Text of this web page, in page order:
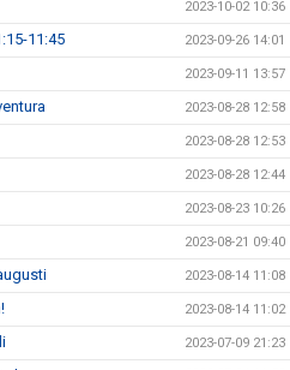
2023-10-02 10:36
11:45 2023-09-26 14:01
2023-09-11 13:57
2023-08-28 12:58
2023-08-28 12:53
2023-08-28 12:44
2023-08-23 10:26
2023-08-21 09:40
2023-08-14 11:08
2023-08-14 11:02
2023-07-09 21:23